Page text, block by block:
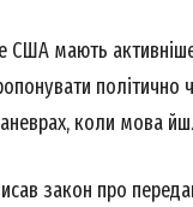
США мають
політично
коли мова
закон про